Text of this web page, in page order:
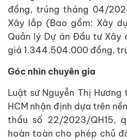
đồng, trúng tháng 04/
Xây lắp (Bao gồm: Xây
Quản lý Dự án Đầu tư Xây
giá 1.344.504.000 đồng,
Góc nhìn chuyên gia
Luật sư Nguyễn Thị
HCM nhận định dựa trên
thầu số 22/2023/QH15,
hoàn toàn cho phép chủ